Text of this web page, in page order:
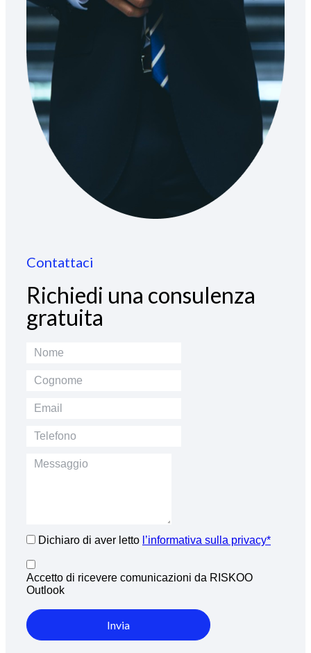
Contattaci
Richiedi una consulenza
gratuita
Dichiaro di aver letto l’informativa sulla privacy*
Accetto di ricevere comunicazioni da RISKOO
Outlook
Invia